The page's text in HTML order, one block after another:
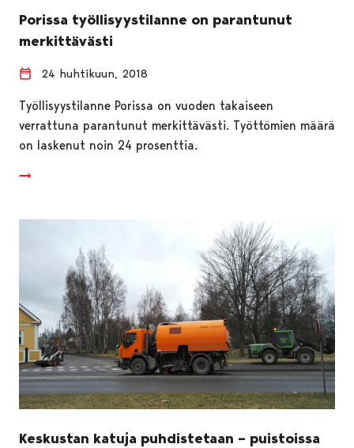
Porissa työllisyystilanne on parantunut
merkittävästi
24 huhtikuun, 2018
Työllisyystilanne Porissa on vuoden takaiseen
verrattuna parantunut merkittävästi. Työttömien määrä
on laskenut noin 24 prosenttia.
Keskustan katuja puhdistetaan – puistoissa